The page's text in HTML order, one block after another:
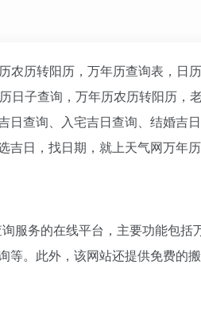
农历转阳历，万年历查询表， 日
日子查询，万年历农历转阳历，
查询、入宅吉日查询、结婚吉
日，找日期，就上天气网万年历
服务的在线平台，主要功能包括
。此外，该网站还提供免费的